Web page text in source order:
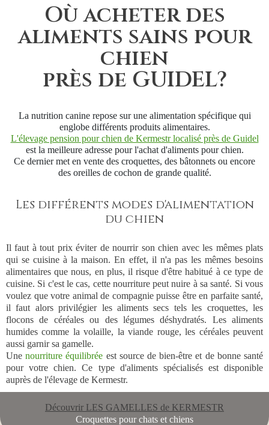
Où acheter des
aliments sains pour
chien
près de GUIDEL?
La nutrition canine repose sur une alimentation spécifique qui
englobe différents produits alimentaires.
L'élevage pension pour chien de Kermestr localisé près de Guidel
est la meilleure adresse pour l'achat d'aliments pour chien.
Ce dernier met en vente des croquettes, des bâtonnets ou encore
des oreilles de cochon de grande qualité.
Les différents modes d'alimentation
du chien
Il faut à tout prix éviter de nourrir son chien avec les mêmes plats
qui se cuisine à la maison. En effet, il n'a pas les mêmes besoins
alimentaires que nous, en plus, il risque d'être habitué à ce type de
cuisine. Si c'est le cas, cette nourriture peut nuire à sa santé. Si vous
voulez que votre animal de compagnie puisse être en parfaite santé,
il faut alors privilégier les aliments secs tels les croquettes, les
flocons de céréales ou des légumes déshydratés. Les aliments
humides comme la volaille, la viande rouge, les céréales peuvent
aussi garnir sa gamelle.
Unenourriture équilibrée est source de bien-être et de bonne santé
pour votre chien. Ce type d'aliments spécialisés est disponible
auprès de l'élevage de Kermestr.
Découvrir LES GAMELLES de KERMESTR
Croquettes pour chats et chiens